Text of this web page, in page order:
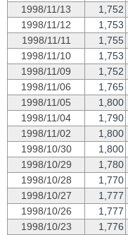
1998/11/13
1,752
1998/11/12
1,753
1998/11/11
1,755
1998/11/10
1,753
1998/11/09
1,752
1998/11/06
1,765
1998/11/05
1,800
1998/11/04
1,790
1998/11/02
1,800
1998/10/30
1,800
1998/10/29
1,780
1998/10/28
1,770
1998/10/27
1,777
1998/10/26
1,777
1998/10/23
1,776